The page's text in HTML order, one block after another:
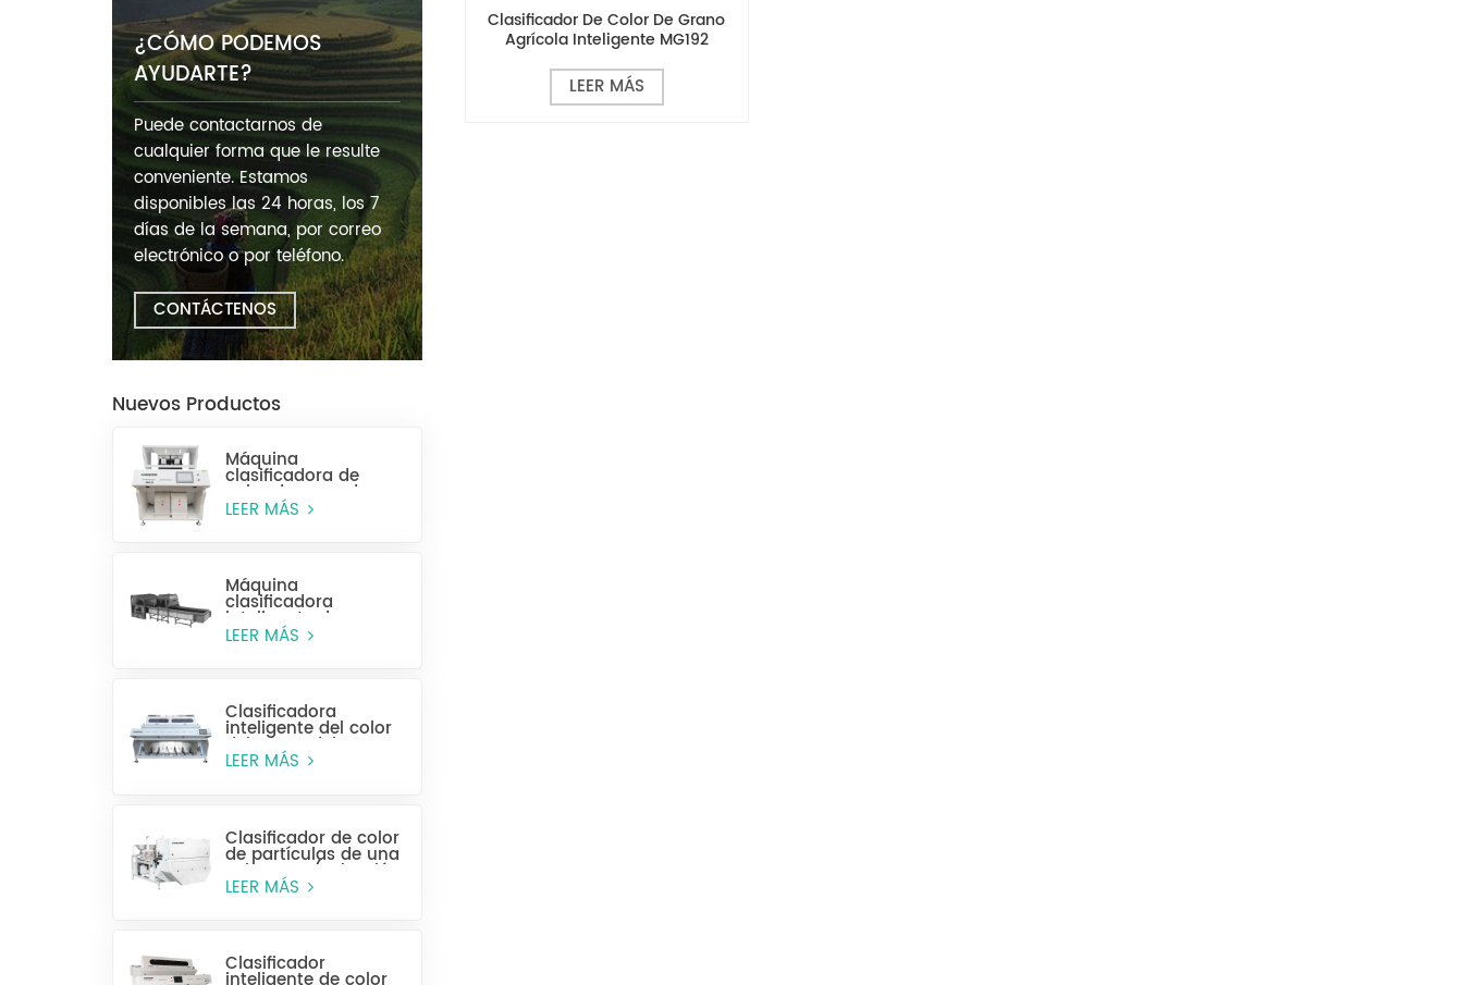
¿CÓMO PODEMOS
AYUDARTE?
Puede contactarnos de
cualquier forma que le resulte
conveniente. Estamos
disponibles las 24 horas, los 7
días de la semana, por correo
electrónico o por teléfono.
CONTÁCTENOS
Nuevos Productos
Máquina
clasificadora de
color de arroz de
alta eficiencia MR128
LEER MÁS
Máquina
clasificadora
inteligente de
plástico para
LEER MÁS
Clasificadora
inteligente del color
del grano del CCD
MG448
LEER MÁS
Clasificador de color
de partículas de una
sola capa (selección
húmeda)
LEER MÁS
Clasificador
Clasificador De Color De Grano
Agrícola Inteligente MG192
LEER MÁS